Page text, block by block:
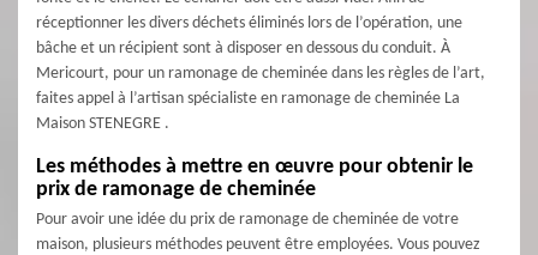
réceptionner les divers déchets éliminés lors de l’opération, une
bâche et un récipient sont à disposer en dessous du conduit. À
Mericourt, pour un ramonage de cheminée dans les règles de l’art,
faites appel à l’artisan spécialiste en ramonage de cheminée La
Maison STENEGRE .
Les méthodes à mettre en œuvre pour obtenir le
prix de ramonage de cheminée
Pour avoir une idée du prix de ramonage de cheminée de votre
maison, plusieurs méthodes peuvent être employées. Vous pouvez